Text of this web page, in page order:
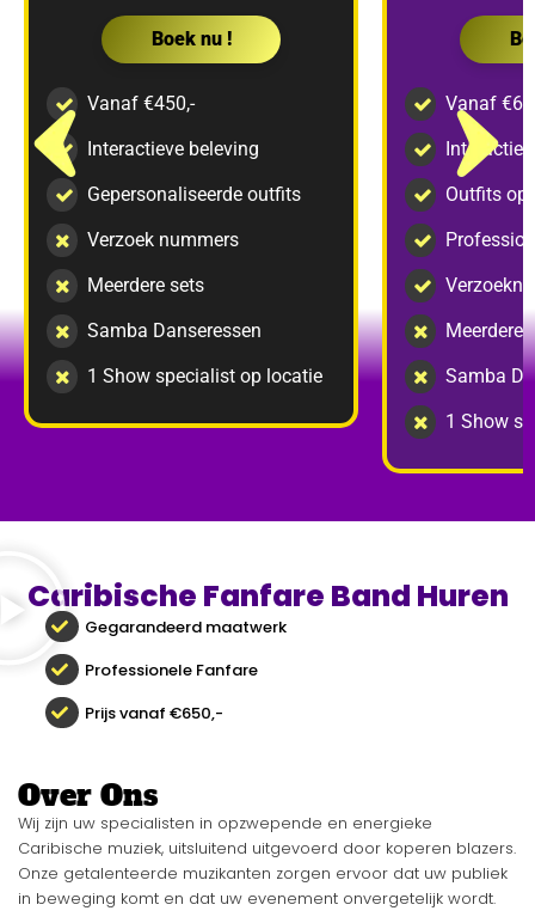
Boek nu !
Vanaf €450,-
Interactieve beleving
Gepersonaliseerde outfits
Verzoek nummers
Meerdere sets
Samba Danseressen
1 Show specialist op locatie
Vanaf
Outfits op
Meerdere
Samba
1 Show
Caribische Fanfare Band Huren
Gegarandeerd maatwerk
Professionele Fanfare
Prijs vanaf €650,-
Over Ons
Wij zijn uw specialisten in opzwepende en energieke
Caribische muziek, uitsluitend uitgevoerd door koperen blazers.
Onze getalenteerde muzikanten zorgen ervoor dat uw publiek
in beweging komt en dat uw evenement onvergetelijk wordt.
Jazz Band
Samba Show
Caribische Fanfare
Samba Band